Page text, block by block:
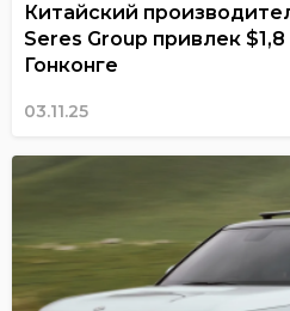
Китайский
Seres Group привлек
Гонконге
03.11.25